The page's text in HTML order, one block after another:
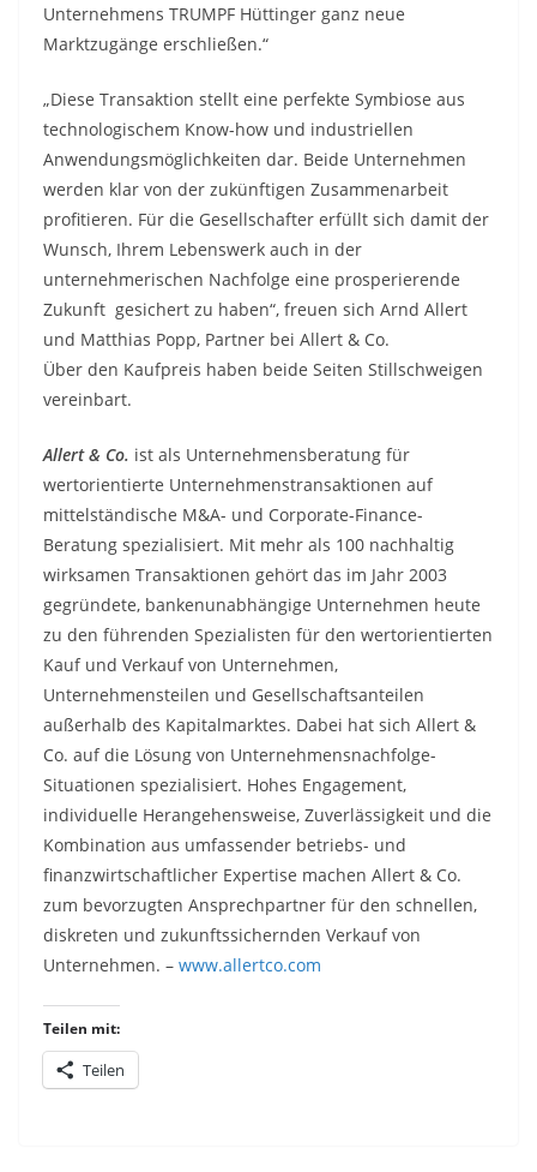
Unternehmens TRUMPF Hüttinger ganz neue
Marktzugänge erschließen.“
„Diese Transaktion stellt eine perfekte Symbiose aus
technologischem Know-how und industriellen
Anwendungsmöglichkeiten dar. Beide Unternehmen
werden klar von der zukünftigen Zusammenarbeit
profitieren. Für die Gesellschafter erfüllt sich damit der
Wunsch, Ihrem Lebenswerk auch in der
unternehmerischen Nachfolge eine prosperierende
Zukunft gesichert zu haben“, freuen sich Arnd Allert
und Matthias Popp, Partner bei Allert & Co.
Über den Kaufpreis haben beide Seiten Stillschweigen
vereinbart.
Allert & Co. ist als Unternehmensberatung für
wertorientierte Unternehmenstransaktionen auf
mittelständische M&A- und Corporate-Finance-
Beratung spezialisiert. Mit mehr als 100 nachhaltig
wirksamen Transaktionen gehört das im Jahr 2003
gegründete, bankenunabhängige Unternehmen heute
zu den führenden Spezialisten für den wertorientierten
Kauf und Verkauf von Unternehmen,
Unternehmensteilen und Gesellschaftsanteilen
außerhalb des Kapitalmarktes. Dabei hat sich Allert &
Co. auf die Lösung von Unternehmensnachfolge-
Situationen spezialisiert. Hohes Engagement,
individuelle Herangehensweise, Zuverlässigkeit und die
Kombination aus umfassender betriebs- und
finanzwirtschaftlicher Expertise machen Allert & Co.
zum bevorzugten Ansprechpartner für den schnellen,
diskreten und zukunftssichernden Verkauf von
Unternehmen. – www.allertco.com
Teilen mit:
Teilen